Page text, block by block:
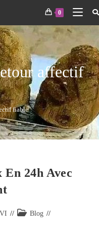
0
affectif
fiable
24h Avec
Blog